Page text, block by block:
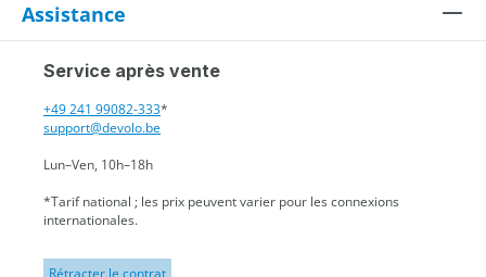
Assistance
Service après vente
+49 241 99082-333*
support@devolo.be
Lun–Ven, 10h–18h
*Tarif national ; les prix peuvent varier pour les connexions
internationales.
Rétracter le contrat